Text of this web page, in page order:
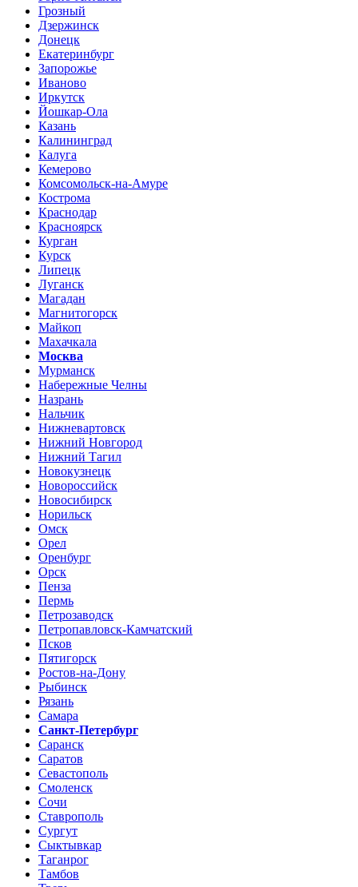
Грозный
Дзержинск
Донецк
Екатеринбург
Запорожье
Иваново
Иркутск
Йошкар-Ола
Казань
Калининград
Калуга
Кемерово
Комсомольск-на-Амуре
Кострома
Краснодар
Красноярск
Курган
Курск
Липецк
Луганск
Магадан
Магнитогорск
Майкоп
Махачкала
Москва
Мурманск
Набережные Челны
Назрань
Нальчик
Нижневартовск
Нижний Новгород
Нижний Тагил
Новокузнецк
Новороссийск
Новосибирск
Норильск
Омск
Орел
Оренбург
Орск
Пенза
Пермь
Петрозаводск
Петропавловск-Камчатский
Псков
Пятигорск
Ростов-на-Дону
Рыбинск
Рязань
Самара
Санкт-Петербург
Саранск
Саратов
Севастополь
Смоленск
Сочи
Ставрополь
Сургут
Сыктывкар
Таганрог
Тамбов